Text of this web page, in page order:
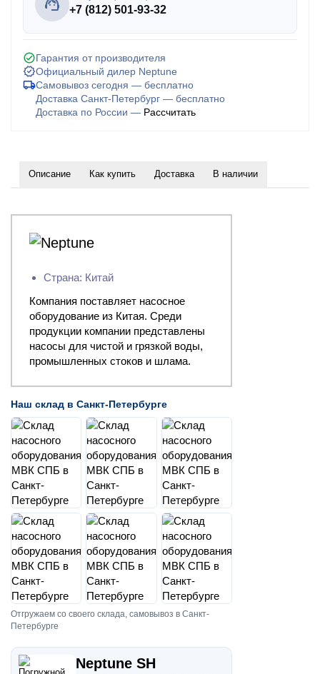
+7 (812) 501-93-32
Гарантия от производителя
Официальный дилер Neptune
Самовывоз сегодня — бесплатно
Доставка Санкт-Петербург — бесплатно
Доставка по России — Рассчитать
Описание Как купить Доставка В наличии
Страна: Китай
Компания поставляет насосное
оборудование из Китая. Среди
продукции компании представлены
насосы для чистой и грязкой воды,
промышленных стоков и шлама.
Наш склад в Санкт-Петербурге
Отгружаем со своего склада, самовывоз в Санкт-
Петербурге
Neptune SH